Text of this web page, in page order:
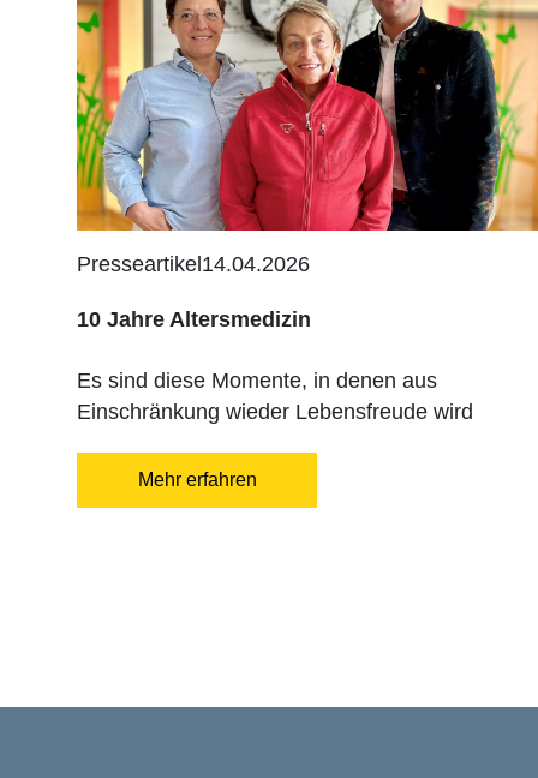
Presseartikel14.04.2026
10 Jahre Altersmedizin
Es sind diese Momente, in denen aus
Einschränkung wieder Lebensfreude wird
Mehr erfahren